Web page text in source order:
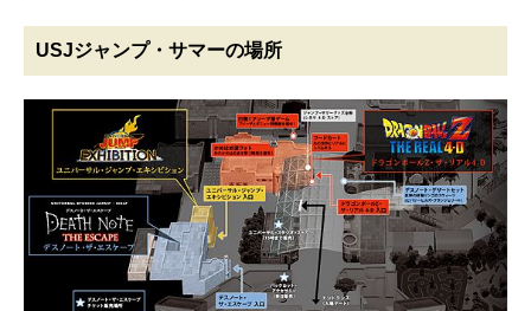
USJジャンプ・サマーの場所